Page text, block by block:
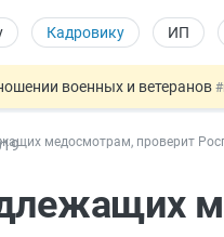
Кадровику ИП
военных и ветеранов
итоговой аттестацией
и ГПХ-отношений
медосмотрам, проверит